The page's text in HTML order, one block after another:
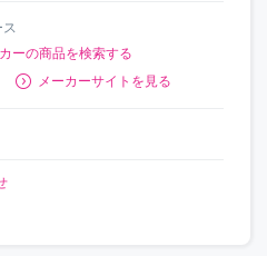
ーの商品を検索する
メーカーサイトを見る